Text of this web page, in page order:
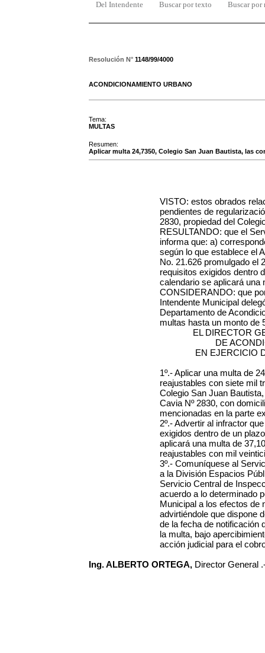
Del Intendente Buscar por texto Buscar por
Resolución N° 1148/99/4000
ACONDICIONAMIENTO URBANO
Tema:
MULTAS
Resumen:
Aplicar multa 24,7350, Colegio San Juan Bautista, las
VISTO: estos obrados
pendientes de
2830, propiedad del
RESULTANDO: que el
informa que: a)
según lo que establece el
No. 21.626 promulgado el
requisitos exigidos dentro
calendario se aplicará una
CONSIDERANDO: que
Intendente Municipal
Departamento de
multas hasta un monto de
EL DIRECTOR
DE
EN EJERCICIO
1º.- Aplicar una multa de
reajustables con siete mil
Colegio San Juan Bautista
Cavia Nº 2830, con
mencionadas en la parte
2º.- Advertir al infractor
exigidos dentro de un
aplicará una multa de
reajustables con mil
3º.- Comuníquese al
a la División Espacios
Servicio Central de
acuerdo a lo determinado
Municipal a los efectos de
advirtiéndole que dispone
de la fecha de notificación
la multa, bajo
acción judicial para el
Ing. ALBERTO ORTEGA, Director General